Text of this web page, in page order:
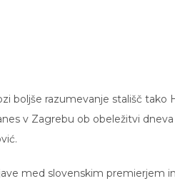
boljše razumevanje stališč
v Zagrebu ob obeležitvi
med slovenskim premierjem